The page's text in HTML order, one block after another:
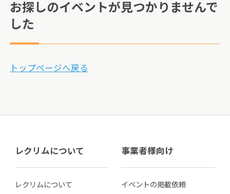
お探しのイベントが見つかりませんで
した
トップページへ戻る
レクリムについて
レクリムについて
事業者様向け
イベントの掲載依頼